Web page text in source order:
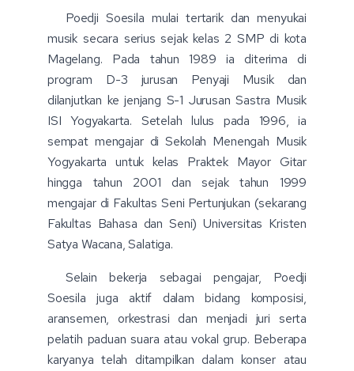
Poedji Soesila mulai tertarik dan menyukai
musik secara serius sejak kelas 2 SMP di kota
Magelang. Pada tahun 1989 ia diterima di
program D-3 jurusan Penyaji Musik dan
dilanjutkan ke jenjang S-1 Jurusan Sastra Musik
ISI Yogyakarta. Setelah lulus pada 1996, ia
sempat mengajar di Sekolah Menengah Musik
Yogyakarta untuk kelas Praktek Mayor Gitar
hingga tahun 2001 dan sejak tahun 1999
mengajar di Fakultas Seni Pertunjukan (sekarang
Fakultas Bahasa dan Seni) Universitas Kristen
Satya Wacana, Salatiga.
Selain bekerja sebagai pengajar, Poedji
Soesila juga aktif dalam bidang komposisi,
aransemen, orkestrasi dan menjadi juri serta
pelatih paduan suara atau vokal grup. Beberapa
karyanya telah ditampilkan dalam konser atau